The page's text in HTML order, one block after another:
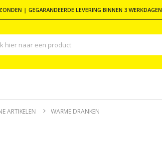
| GEGARANDEERDE LEVERING BINNEN 3 WERKDAGEN
ARTIKELEN WARME DRANKEN